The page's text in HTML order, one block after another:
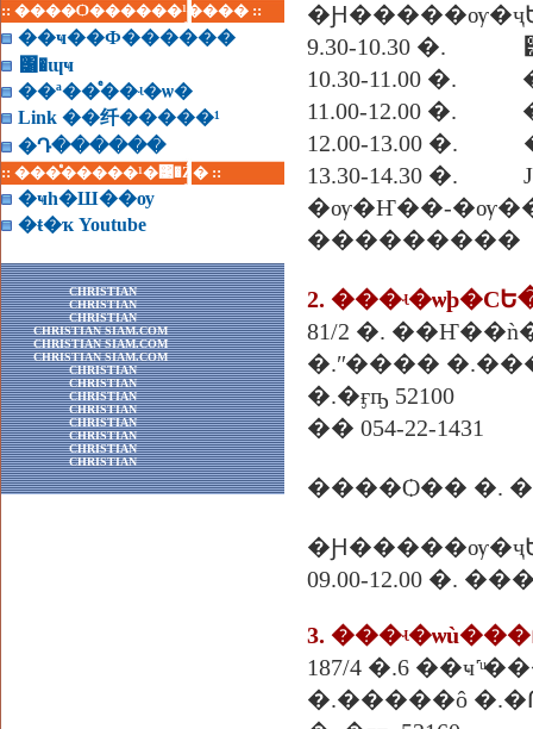
:: ����Ѻ������¹���� ::
��ҹ��Ф������
͸�ɰҹ
��ª��ͤ��ʵ�ѡ�
Link ��纤�����¹
�Դ������
:: ���ͤ�����¹�͹�Ź� ::
�ҹһ�Ш��ѹ
�ŧ�ҡ Youtube
CHRISTIAN
CHRISTIAN
CHRISTIAN
CHRISTIAN SIAM.COM
CHRISTIAN SIAM.COM
CHRISTIAN SIAM.COM
CHRISTIAN
CHRISTIAN
CHRISTIAN
CHRISTIAN
CHRISTIAN
CHRISTIAN
CHRISTIAN
CHRISTIAN
9.30-10.30 �.
10.30-11.00
11.00-12.00 �.
12.00-13.00
13.30-14.30 �.
�ѹ�Ҥ��-
���������
81/2 �.
�.ʺ����
�.�ӻҧ 52100
�� 054-22-1431
����Ѻ�� �.
09.00-12.00 �.
3.
187/4 �.6
�.�����ô